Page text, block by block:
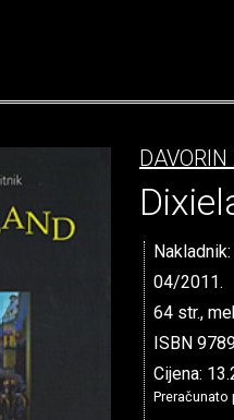
Nakladnik:
04/2011.
64 str.,
ISBN
Cijena:
Preračunato